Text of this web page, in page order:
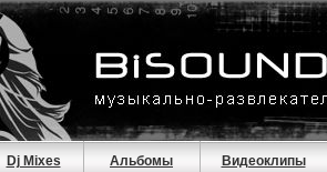
Dj Mixes Альбомы Видеоклипы